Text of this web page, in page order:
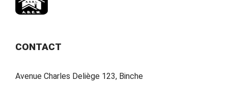
CONTACT
Avenue Charles Deliège 123, Binche